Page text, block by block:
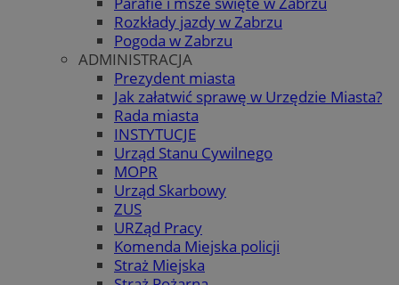
Rozkłady jazdy w Zabrzu
Pogoda w Zabrzu
ADMINISTRACJA
Prezydent miasta
Jak załatwić sprawę w Urzędzie Miasta?
Rada miasta
INSTYTUCJE
Urząd Stanu Cywilnego
MOPR
Urząd Skarbowy
ZUS
URZąd Pracy
Komenda Miejska policji
Straż Miejska